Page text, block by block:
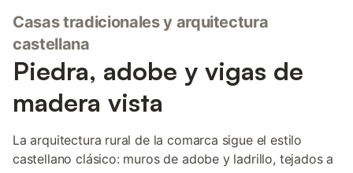
Casas tradicionales y arquitectura
castellana
Piedra, adobe y vigas de
madera vista
La arquitectura rural de la comarca sigue el estilo
castellano clásico: muros de adobe y ladrillo, tejados a